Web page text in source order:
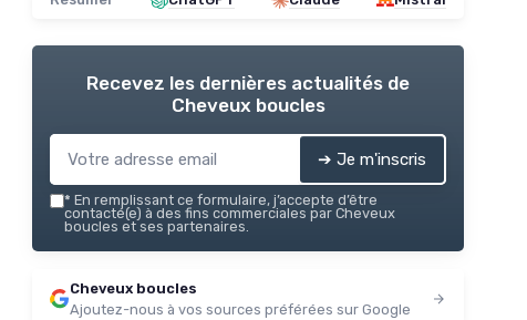
Recevez les dernières actualités de
Cheveux boucles
➔ Je m'inscris
* En remplissant ce formulaire, j’accepte d’être
contacté(e) à des fins commerciales par Cheveux
boucles et ses partenaires.
Cheveux boucles
Ajoutez-nous à vos sources préférées sur Google